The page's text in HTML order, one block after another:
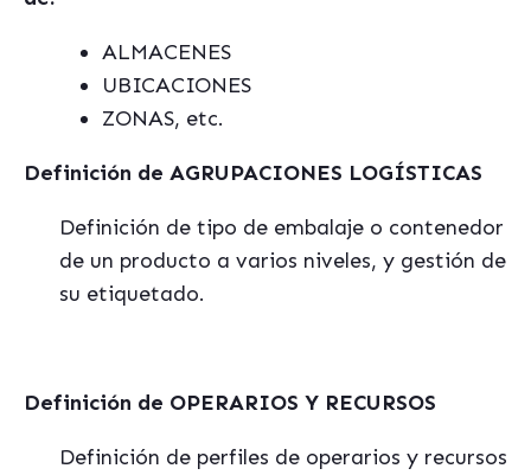
ALMACENES
UBICACIONES
ZONAS, etc.
Definición de AGRUPACIONES LOGÍSTICAS
Definición de tipo de embalaje o contenedor
de un producto a varios niveles, y gestión de
su etiquetado.
Definición de OPERARIOS Y RECURSOS
Definición de perfiles de operarios y recursos